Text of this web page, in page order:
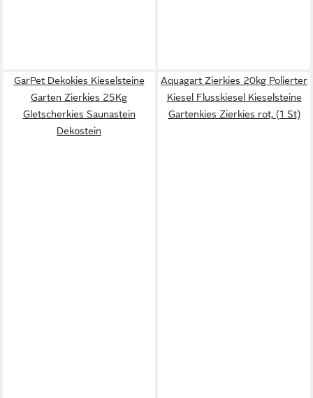
GarPet Dekokies Kieselsteine
Garten Zierkies 25Kg
Gletscherkies Saunastein
Dekostein
Aquagart Zierkies 20kg Polierter
Kiesel Flusskiesel Kieselsteine
Gartenkies Zierkies rot, (1 St)